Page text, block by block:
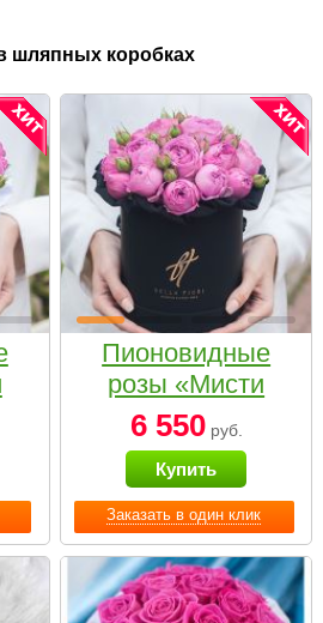
шляпных коробках
Заказать в один клик
Пионовидные
розы «Мисти
бабблс» в
черной коробке
Small
6 550руб.
Купить